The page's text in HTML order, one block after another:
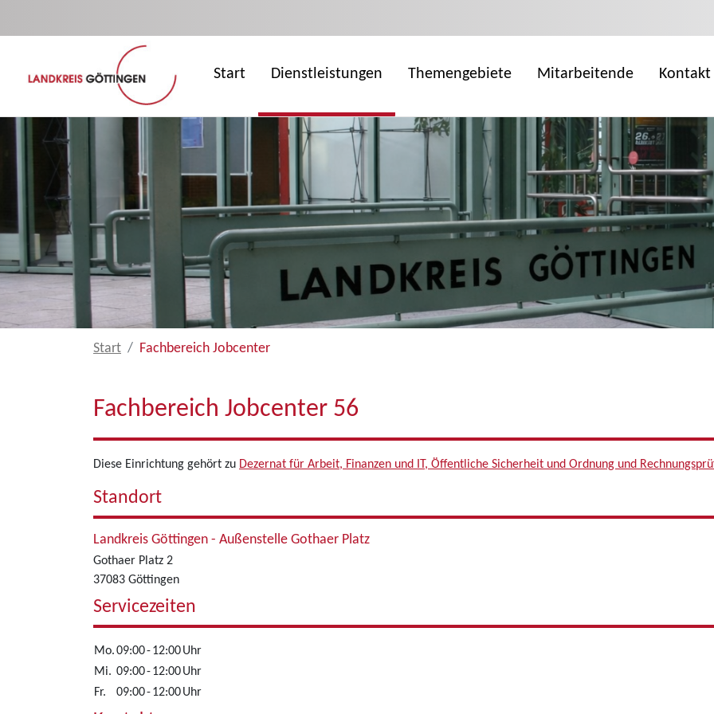
Start Dienstleistungen Themengebiete Mitarbeitende Kontakt
Start Fachbereich Jobcenter
Fachbereich Jobcenter 56
Diese Einrichtung gehört zu Dezernat für Arbeit, Finanzen und IT, Öffentliche Sicherheit und Ordnung und
Standort
Landkreis Göttingen - Außenstelle Gothaer Platz
Gothaer Platz 2
37083 Göttingen
Servicezeiten
Mo.09:00-12:00Uhr
Mi. 09:00-12:00Uhr
Fr.
09:00-12:00Uhr